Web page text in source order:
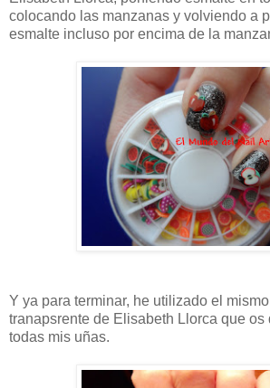
colocando las manzanas y volviendo a
esmalte incluso por encima de la
Y ya para terminar, he utilizado el
tranapsrente de Elisabeth Llorca que os
todas mis uñas.